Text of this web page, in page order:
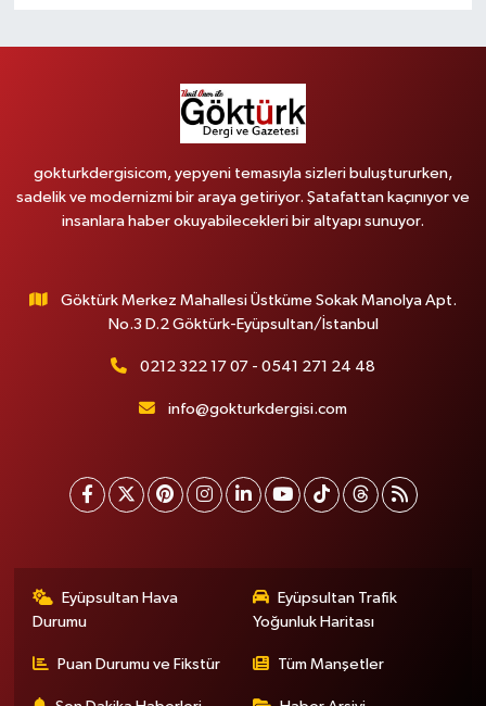
gokturkdergisicom, yepyeni temasıyla sizleri buluştururken,
sadelik ve modernizmi bir araya getiriyor. Şatafattan kaçınıyor ve
insanlara haber okuyabilecekleri bir altyapı sunuyor.
Göktürk Merkez Mahallesi Üstküme Sokak Manolya Apt.
No.3 D.2 Göktürk-Eyüpsultan/İstanbul
0212 322 17 07 - 0541 271 24 48
info@gokturkdergisi.com
Eyüpsultan Hava
Durumu
Eyüpsultan Trafik
Yoğunluk Haritası
Puan Durumu ve Fikstür Tüm Manşetler